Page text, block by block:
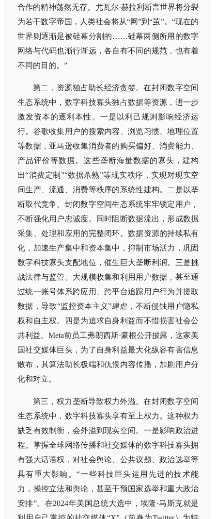
合作的精神荡然无存。尤瓦尔·赫拉利断言世界将分裂
为若干数字帝国，人类社会将从“网”到“茧”。“现在的
世界则逐渐是被硅幕分割的……硅幕两侧所用的数字
网络与代码也渐行渐远，各自有不同的规范，也有着
不同的目的。”
第二，资源独占助长经济贪婪。在封闭数字空间
生态系统中，数字科技寡头独占数据等资源，进一步
激发资本的逐利本性。一是以利己规则影响经济运
行。谷歌收集用户的搜索内容、浏览习惯、地理位置
等数据，亚马逊收集消费者的购买偏好、消费能力、
产品评价等数据。这些垄断海量数据的寡头，建构
出“消费定制”“数据杀熟”等现实秩序，实现对现实空
间生产、流通、消费等秩序的系统性建构。二是以垄
断取代竞争。封闭数字空间生态系统牢牢锁定用户，
不断强化用户忠诚度。同时阻断数据流出，形成数据
采集、处理和应用的完整闭环。数据资源的持续私有
化，加速生产集中和资本集中，抑制市场活力，巩固
数字科技寡头支配地位，催生巨大垄断利润。三是挑
战法律与监管。大规模收集和利用用户数据，甚至通
过统一账号体系跨应用、跨平台追踪用户行为并提取
数据，导致“监控资本主义”肆虐，不断侵蚀用户隐私
权和自主权。四是为追求自身利益而不惜损害社会公
共利益。Meta前员工弗朗西斯·豪根公开披露，这家美
国社交媒体巨头，为了自身利益最大化纵容有害信息
散布，其算法助长极端和仇恨内容传播，加剧用户分
化和对立。
第三，权力垄断导致权力外溢。在封闭数字空间
生态系统中，数字科技寡头享有至上权力。这种权力
缺乏有效制衡，会外溢到现实空间。一是影响政治进
程。掌握全球网络传播和社交媒体的数字科技寡头拥
有强大话语权，对社会舆论、公共议题、政治选举等
具有重大影响。“一些科技巨头运用先进的技术能
力，操控立法和舆论，甚至干预国家选举和重大政治
安排”。在2024年美国总统大选中，埃隆·马斯克就是